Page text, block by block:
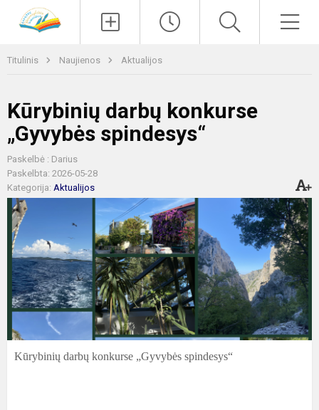
Titulinis Naujienos Aktualijos
Kūrybinių darbų konkurse
„Gyvybės spindesys“
Paskelbė : Darius
Paskelbta: 2026-05-28
Kategorija: Aktualijos
Kūrybinių darbų konkurse „Gyvybės spindesys“